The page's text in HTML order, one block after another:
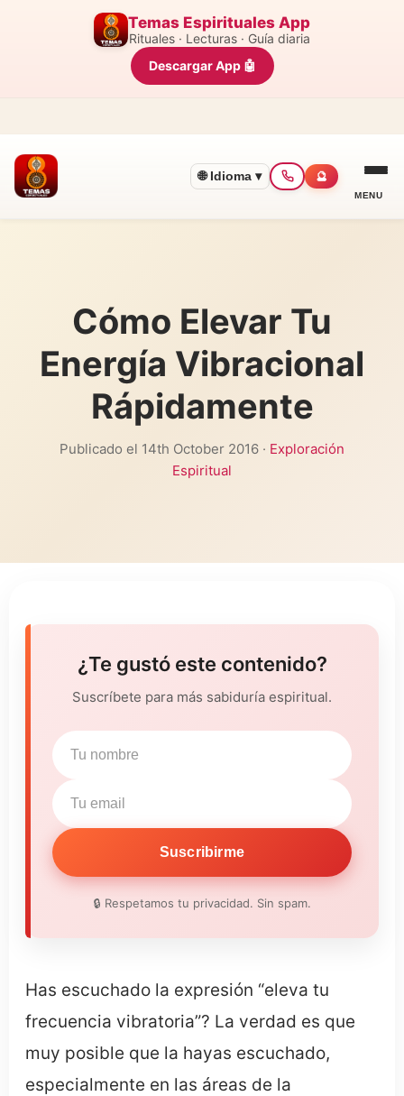
Temas Espirituales App
Rituales · Lecturas · Guía diaria
Descargar App 🤖
🌐 Idioma ▾ 🔮
MENU
Cómo Elevar Tu
Energía Vibracional
Rápidamente
Publicado el 14th October 2016 · Exploración
Espiritual
¿Te gustó este contenido?
Suscríbete para más sabiduría espiritual.
Suscribirme
🔒 Respetamos tu privacidad. Sin spam.
Has escuchado la expresión “eleva tu
frecuencia vibratoria”? La verdad es que
muy posible que la hayas escuchado,
especialmente en las áreas de la